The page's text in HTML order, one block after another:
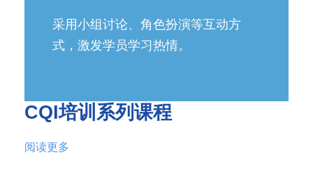
采用小组讨论、角色扮演等互动方
式，激发学员学习热情。
CQI培训系列课程
阅读更多